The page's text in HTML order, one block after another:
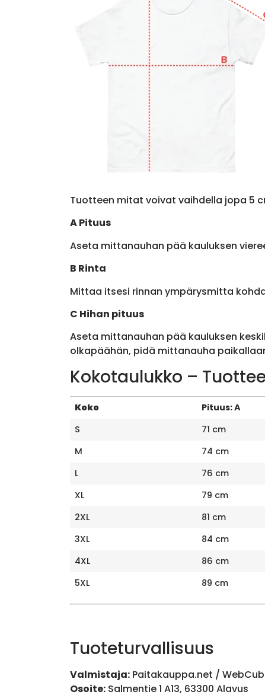
Tuotteen mitat voivat vaihdella jopa 5
A Pituus
Aseta mittanauhan pää kauluksen
B Rinta
Mittaa itsesi rinnan ympärysmitta
C Hihan pituus
Aseta mittanauhan pää kauluksen
olkapäähän, pidä mittanauha
Kokotaulukko –
Koko Pituus: A
S
71 cm
M
74 cm
L
76 cm
XL
79 cm
2XL
81 cm
3XL
84 cm
4XL
86 cm
5XL
89 cm
Tuoteturvallisuus
Valmistaja:Paitakauppa.net /
Osoite:Salmentie 1 A13, 63300 Alavus